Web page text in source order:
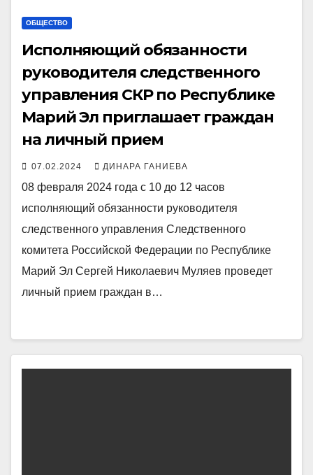
ОБЩЕСТВО
Исполняющий обязанности
руководителя следственного
управления СКР по Республике
Марий Эл приглашает граждан
на личный прием
07.02.2024 ДИНАРА ГАНИЕВА
08 февраля 2024 года с 10 до 12 часов
исполняющий обязанности руководителя
следственного управления Следственного
комитета Российской Федерации по Республике
Марий Эл Сергей Николаевич Муляев проведет
личный прием граждан в…